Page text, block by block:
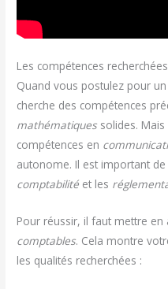
Les compétences
Quand vous postulez pour
cherche des compétences
mathématiquessolides. Mais
compétences en
autonome. Il est important
comptabilité et les
Pour réussir, il faut mettre en
comptables. Cela montre
les qualités recherchées :